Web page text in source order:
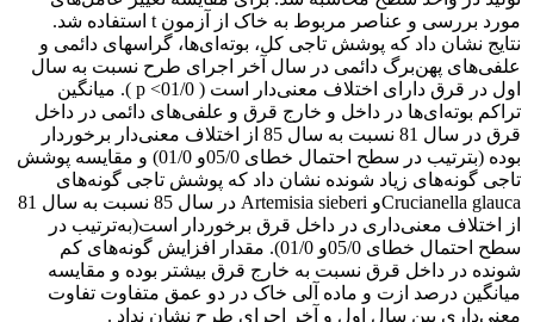
مورد بررسی و عناصر مربوط به خاک از آزمون t استفاده شد.
نتایج نشان داد که پوشش تاجی کل، بوته‌ای‌ها، گراسهای دائمی و
علفی‌های پهن‌برگ دائمی در سال آخر اجرای طرح نسبت به سال
اول در قرق دارای اختلاف معنی‌دار است ( 01/0> p ). میانگین
تراکم بوته‌ای‌ها در داخل و خارج قرق و علفی‌های دائمی در داخل
قرق در سال 81 نسبت به سال 85 از اختلاف معنی‌دار برخوردار
بوده (بترتیب در سطح احتمال خطای 05/0و 01/0) و مقایسه پوشش
تاجی گونه‌های زیاد شونده نشان داد که پوشش تاجی گونه‌های
Crucianella glaucaو Artemisia sieberi در سال 85 نسبت به سال 81
از اختلاف معنی‌داری در داخل قرق برخوردار است(به‌ترتیب در
سطح احتمال خطای 05/0و 01/0). مقدار افزایش گونه‌های کم
شونده در داخل قرق نسبت به خارج قرق بیشتر بوده و مقایسه
میانگین درصد ازت و ماده آلی خاک در دو عمق متفاوت تفاوت
معنی‌داری بین سال اول و آخر اجرای طرح نشان نداد .